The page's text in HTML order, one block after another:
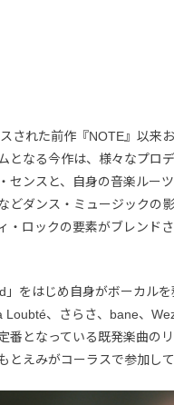
された前作『NOTE』以来
となる今作は、様々なプロ
センスと、自身の音楽ルー
どダンス・ミュージックの
・ロックの要素がブレンド
をはじめ自身がボーカルを
Loubté、さらさ、bane、
番となっている既発楽曲の
とえみがコーラスで参加して